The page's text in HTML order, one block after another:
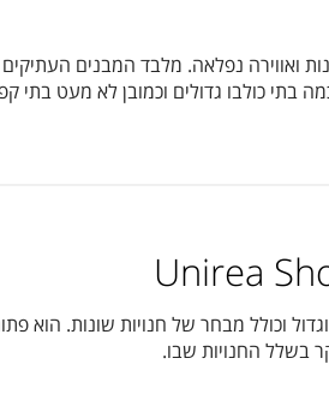
ואווירה נפלאה. מלבד המבנים
בתי כולבו גדולים וכמובן לא מעט
וכולל מבחר של חנויות שונות. הוא
בשלל החנויות שבו.